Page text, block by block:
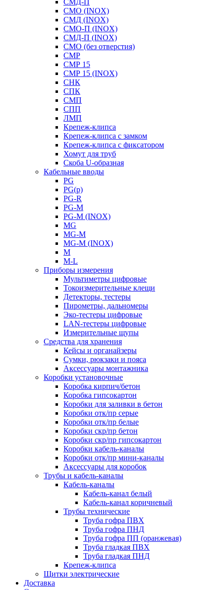
СМД-П
СМО (INOX)
СМД (INOX)
СМО-П (INOX)
СМД-П (INOX)
СМО (без отверстия)
СМР
СМР 15
СМР 15 (INOX)
СНК
СПК
СМП
СПП
ЛМП
Крепеж-клипса
Крепеж-клипса с замком
Крепеж-клипса с фиксатором
Хомут для труб
Скоба U-образная
Кабельные вводы
PG
PG(p)
PG-R
PG-M
PG-M (INOX)
MG
MG-M
MG-M (INOX)
M
M-L
Приборы измерения
Мультиметры цифровые
Токоизмерительные клещи
Детекторы, тестеры
Пирометры, дальномеры
Эко-тестеры цифровые
LAN-тестеры цифровые
Измерительные щупы
Средства для хранения
Кейсы и органайзеры
Сумки, рюкзаки и пояса
Аксессуары монтажника
Коробки установочные
Коробка кирпич/бетон
Коробка гипсокартон
Коробки для заливки в бетон
Коробки отк/пр серые
Коробки отк/пр белые
Коробки скр/пр бетон
Коробки скр/пр гипсокартон
Коробки кабель-каналы
Коробки отк/пр мини-каналы
Аксессуары для коробок
Трубы и кабель-каналы
Кабель-каналы
Кабель-канал белый
Кабель-канал коричневый
Трубы технические
Труба гофра ПВХ
Труба гофра ПНД
Труба гофра ПП (оранжевая)
Труба гладкая ПВХ
Труба гладкая ПНД
Крепеж-клипса
Щитки электрические
Доставка